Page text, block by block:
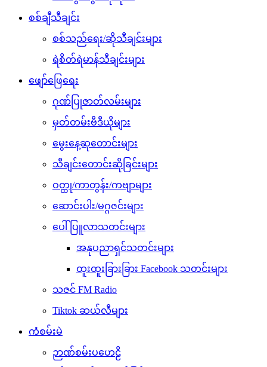
စစ်ချီသီချင်း
စစ်သည်ရေး/ဆိုသီချင်းများ
ရဲစိတ်ရဲမာန်သီချင်းများ
ဖျော်ဖြေရေး
ဂုဏ်ပြုဇာတ်လမ်းများ
မှတ်တမ်းဗီဒီယိုများ
မွေးနေ့ဆုတောင်းများ
သီချင်းတောင်းဆိုခြင်းများ
ဝတ္ထု/ကာတွန်း/ကဗျာများ
ဆောင်းပါး/မဂ္ဂဇင်းများ
ပေါ်ပြူလာသတင်းများ
အနုပညာရှင်သတင်းများ
ထူးထူးခြားခြား Facebook သတင်းများ
သဇင် FM Radio
Tiktok ဆယ်လီများ
ကံစမ်းမဲ
ဉာဏ်စမ်းပဟေဠိ